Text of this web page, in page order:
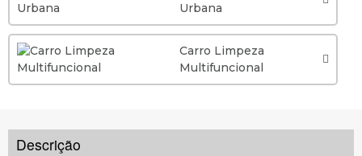
Urbana
Carro Limpeza
Multifuncional
Descrição